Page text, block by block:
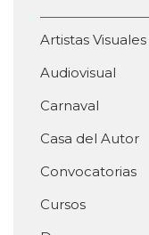
Artistas Visuales
Audiovisual
Carnaval
Casa del Autor
Convocatorias
Cursos